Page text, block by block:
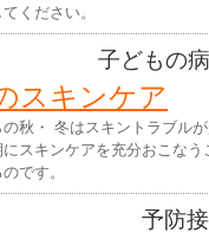
ください。
子どもの
スキンケア
秋・ 冬はスキントラブル
スキンケアを充分おこなう
です。
予防